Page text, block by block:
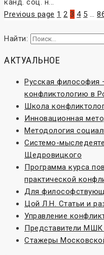
канд. соц. н...
Previous page 1 2 3 4 5 …
Найти:
АКТУАЛЬНОЕ
Русская философия
конфликтологию в
Школа
Инновационная
Методология
Системо-
Щедровицкого
Программа курса
практической
Для
Цой Л.Н. Статьи и
Управление
Представители МШК
Стажеры